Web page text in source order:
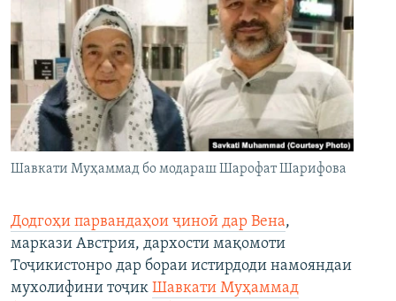
Шавкати Муҳаммад бо модараш Шарофат Шарифова
Додгоҳи парвандаҳои ҷиноӣ дар Вена,
маркази Австрия, дархости мақомоти
Тоҷикистонро дар бораи истирдоди намояндаи
мухолифини тоҷик Шавкати Муҳаммад